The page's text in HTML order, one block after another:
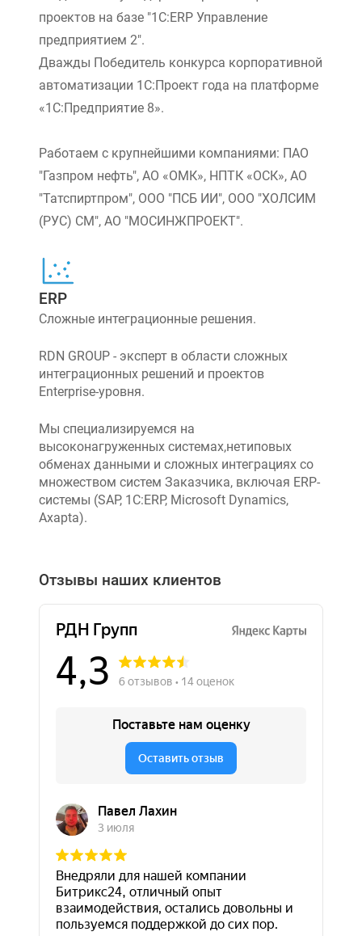
проектов на базе "1С:ERP Управление
предприятием 2".
Дважды Победитель конкурса корпоративной
автоматизации 1С:Проект года на платформе
«1С:Предприятие 8».
Работаем с крупнейшими компаниями: ПАО
"Газпром нефть", АО «ОМК», НПТК «ОСК», АО
"Татспиртпром", ООО "ПСБ ИИ", ООО "ХОЛСИМ
(РУС) СМ", АО "МОСИНЖПРОЕКТ".
ERP
Сложные интеграционные решения.
RDN GROUP - эксперт в области сложных
интеграционных решений и проектов
Enterprise-уровня.
Мы специализируемся на
высоконагруженных системах,нетиповых
обменах данными и сложных интеграциях со
множеством систем Заказчика, включая ERP-
системы (SAP, 1C:ERP, Microsoft Dynamics,
Axapta).
Отзывы наших клиентов